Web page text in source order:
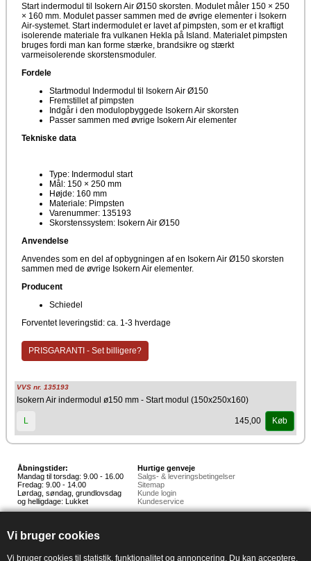
Vi bruger cookies
Vi bruger cookies til statistik, funktionalitet og annoncering. Du kan acceptere,
Start indermodul til Isokern Air Ø150 skorsten. Modulet måler 150 × 250
× 160 mm. Modulet passer sammen med de øvrige elementer i Isokern
Air-systemet. Start indermodulet er lavet af pimpsten, som er et kraftigt
isolerende materiale fra vulkanen Hekla på Island. Materialet pimpsten
bruges fordi man kan forme stærke, brandsikre og stærkt
varmeisolerende skorstensmoduler.
Fordele
Startmodul Indermodul til Isokern Air Ø150
Fremstillet af pimpsten
Indgår i den modulopbyggede Isokern Air skorsten
Passer sammen med øvrige Isokern Air elementer
Tekniske data
Type: Indermodul start
Mål: 150 × 250 mm
Højde: 160 mm
Materiale: Pimpsten
Varenummer: 135193
Skorstenssystem: Isokern Air Ø150
Anvendelse
Anvendes som en del af opbygningen af en Isokern Air Ø150 skorsten
sammen med de øvrige Isokern Air elementer.
Producent
Schiedel
Forventet leveringstid: ca. 1-3 hverdage
PRISGARANTI - Set billigere?
VVS nr. 135193
Isokern Air indermodul ø150 mm - Start modul (150x250x160)
L 145,00 Køb
Åbningstider:
Mandag til torsdag: 9.00 - 16.00
Fredag: 9.00 - 14.00
Lørdag, søndag, grundlovsdag
og helligdage: Lukket
Hurtige genveje
Salgs- & leveringsbetingelser
Sitemap
Kunde login
Kundeservice
Hunnerupvej 3, 6920 Videbæk
E-mail:salg@hedestoker.dk
PA: